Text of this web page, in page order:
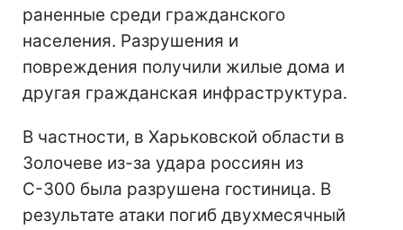
раненные среди гражданского
населения. Разрушения и
повреждения получили жилые дома и
другая гражданская инфраструктура.
В частности, в Харьковской области в
Золочеве из-за удара россиян из
С-300 была разрушена гостиница. В
результате атаки погиб двухмесячный